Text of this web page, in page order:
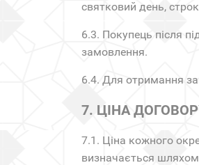
святковий день,
6.3. Покупець після
замовлення.
6.4. Для отримання
7. ЦІНА
7.1. Ціна кожного
визначається шляхом